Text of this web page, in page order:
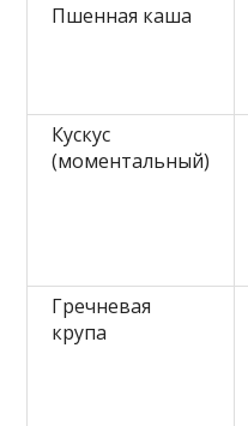
Пшенная каша
Кускус
(моментальный)
Гречневая
крупа